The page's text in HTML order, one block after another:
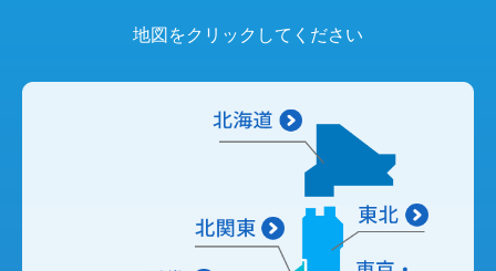
地図をクリックしてください